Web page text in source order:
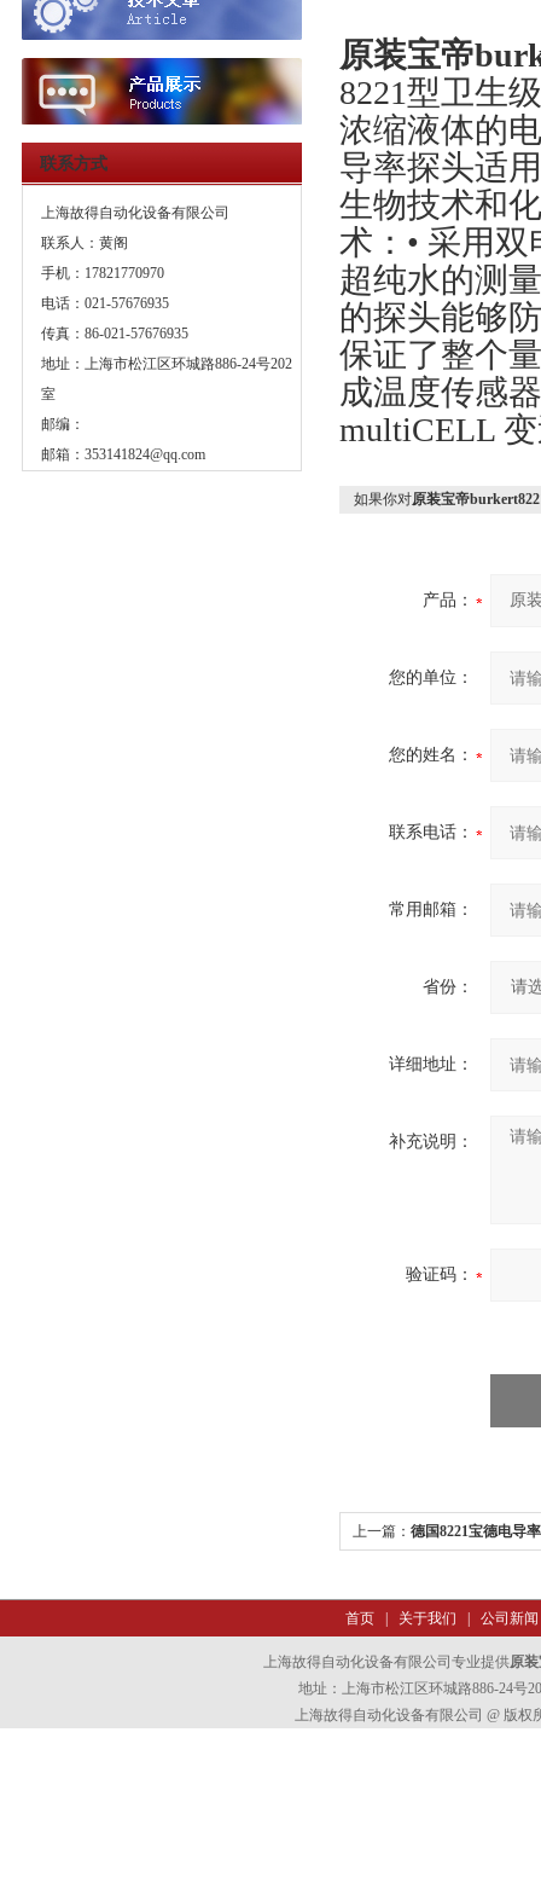
联系方式
上海故得自动化设备有限公司
联系人：黄阁
手机：17821770970
电话：021-57676935
传真：86-021-57676935
地址：上海市松江区环城路886-24号202
室
邮编：
邮箱： 353141824@qq.com
原装宝帝
8221型卫生
浓缩液体的
导率探头适
生物技术和
术：• 采用
超纯水的测
的探头能够
保证了整个
成温度传感
multiCELL
如果你对原装宝帝
产品：
您的单位：
您的姓名：
联系电话：
常用邮箱：
省份：
详细地址：
补充说明：
验证码：
上一篇： 德国8221宝德电导
首页| 关于我们 公司新闻
上海故得自动化设备有限公司专业提供原装
地址：上海市松江区环城路886-24号
上海故得自动化设备有限公司 @ 版权